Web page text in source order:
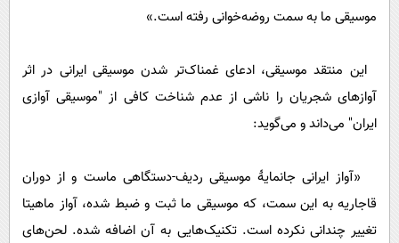
موسیقی ما به سمت روضه‌خوانی رفته است.»
این منتقد موسیقی، ادعای غمناک‌تر شدن موسیقی ایرانی در اثر
آوازهای شجریان را ناشی از عدم شناخت کافی از "موسیقی آوازی
ایران" می‌داند و می‌گوید:
«آواز ایرانی جانمایۀ موسیقی ردیف-دستگاهی ماست و از دوران
قاجاریه به این سمت، که موسیقی ما ثبت و ضبط شده، آواز ماهیتا
تغییر چندانی نکرده است. تکنیک‌هایی به آن اضافه شده. لحن‌های